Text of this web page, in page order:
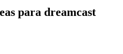
para dreamcast